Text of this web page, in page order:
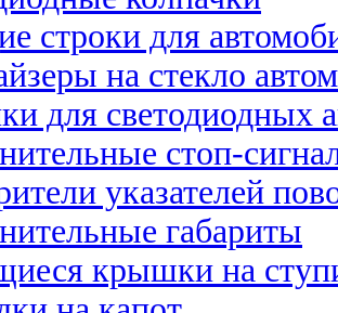
строки для
на стекло
для светодиодных
стоп-
указателей
габариты
крышки на